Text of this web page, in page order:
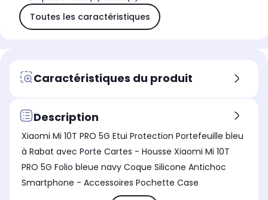
Toutes les caractéristiques
Caractéristiques du produit
Description
Xiaomi Mi 10T PRO 5G Etui Protection Portefeuille bleu
à Rabat avec Porte Cartes - Housse Xiaomi Mi 10T
PRO 5G Folio bleue navy Coque Silicone Antichoc
Smartphone - Accessoires Pochette Case